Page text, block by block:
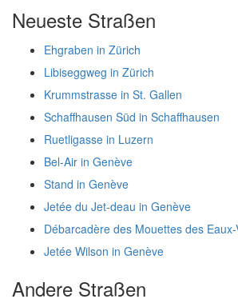
Neueste Straßen
Ehgraben in Zürich
Libiseggweg in Zürich
Krummstrasse in St. Gallen
Schaffhausen Süd in Schaffhausen
Ruetligasse in Luzern
Bel-Air in Genève
Stand in Genève
Jetée du Jet-deau in Genève
Débarcadère des Mouettes des
Jetée Wilson in Genève
Andere Straßen